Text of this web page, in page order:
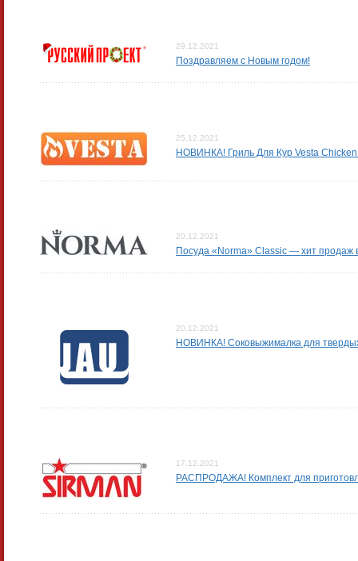
29.12.2021
Поздравляем с Новым годом!
25.12.2021
НОВИНКА! Гриль Для Кур Vesta
20.12.2021
Посуда «Norma» Classic — хит продаж
20.12.2021
НОВИНКА! Соковыжималка для
17.12.2021
РАСПРОДАЖА! Комплект для